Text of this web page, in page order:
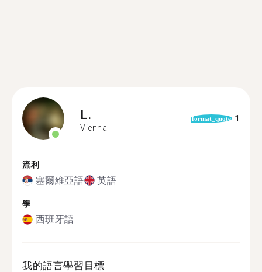
L.
Vienna
format_quote 1
流利
塞爾維亞語 英語
學
西班牙語
我的語言學習目標